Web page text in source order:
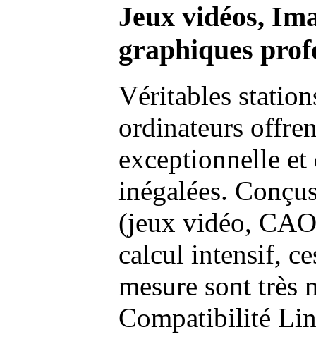
Jeux vidéos,
graphiques
Véritables
ordinateurs
exceptionnelle et
inégalées.
(jeux vidéo,
calcul intensif,
mesure sont très
Compatibilité